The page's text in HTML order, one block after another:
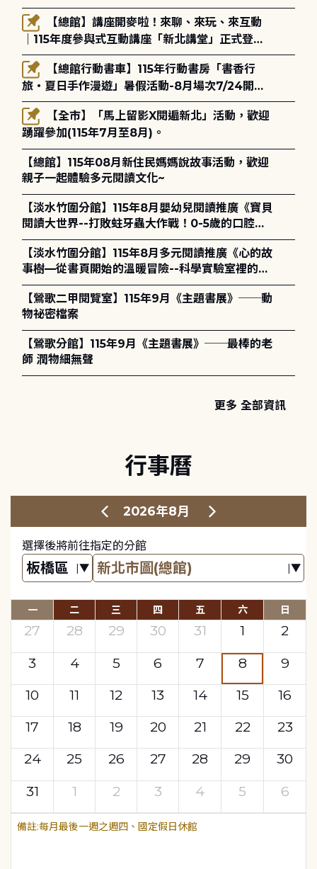
躍參加(115年8月3日至10月4日)。
｜115年度參與式互動講座「新北講堂」正式登
場！
旅・夏日手作漫遊」暑假活動-8月場次7/24開始
報名
踴躍參加(115年7月至8月)。
【總館】115年08月新住民媽媽說故事活動，歡迎
親子一起體驗多元閱讀文化~
【淡水竹圍分館】115年8月嬰幼兒閱讀推廣《寶貝
閱讀大世界--打敗蛀牙蟲大作戰！0-5歲的口腔照
護全攻略》
【淡水竹圍分館】115年8月多元閱讀推廣《心的故
事樹—從書頁開始的溫暖冒險--科學實驗室裡的放
電章魚》
【鶯歌二甲閱覽室】115年9月《主題書展》──動
物祕密檔案
【鶯歌分館】115年9月《主題書展》──最棒的老
師 潤物細無聲
更多 全部資訊
行事曆
2026年8月
選擇後將前往指定的分館
一 二 三 四 五 六 日
27 28 29 30 31 1
2
3
4 5 6 7 8
9
10
11 12 13 14 15
16
17
18 19 20 21 22
23
24
25 26 27 28 29
30
31
1 2 3 4 5 6
每月最後一週之週四、國定假日休館